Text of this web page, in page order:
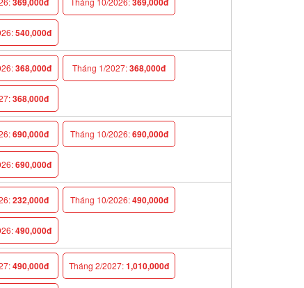
540,000đ
368,000đ Tháng 1/2027:368,000đ
368,000đ
690,000đ Tháng 10/2026:690,000đ
690,000đ
232,000đ Tháng 10/2026:490,000đ
490,000đ
490,000đ Tháng 2/2027:1,010,000đ